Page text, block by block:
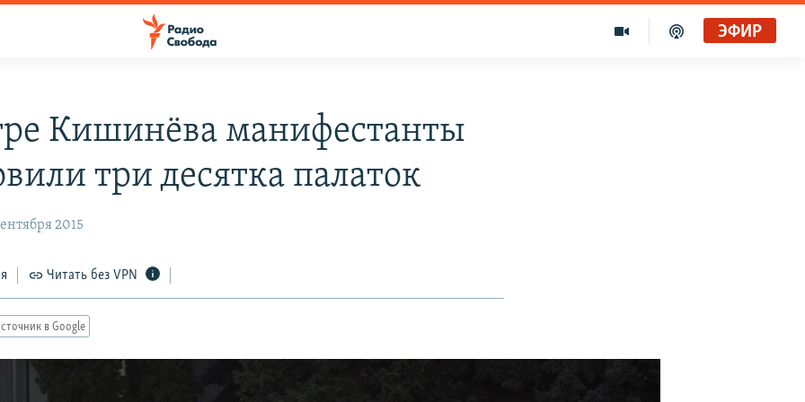
ЭФИР
Кишинёва манифестанты
три десятка палаток
2015
Читать без VPN
в Google